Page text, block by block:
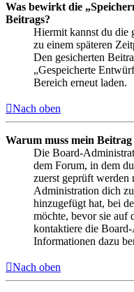
Was bewirkt die
Beitrags?
Hiermit kannst du die
zu einem späteren
Den gesicherten
„Gespeicherte
Bereich erneut laden.
Nach oben
Warum muss mein
Die Board-
dem Forum, in dem
zuerst geprüft werden
Administration dich
hinzugefügt hat, bei
möchte, bevor sie auf
kontaktiere die
Informationen dazu
Nach oben